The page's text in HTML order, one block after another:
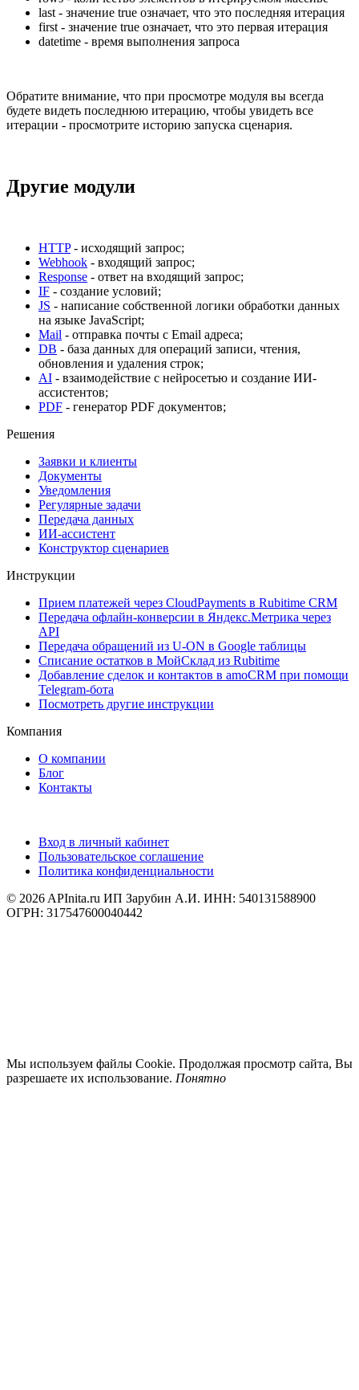
last - значение true означает, что это последняя итерация
first - значение true означает, что это первая итерация
datetime - время выполнения запроса
Обратите внимание, что при просмотре модуля вы всегда
будете видеть последнюю итерацию, чтобы увидеть все
итерации - просмотрите историю запуска сценария.
Другие модули
HTTP- исходящий запрос;
Webhook - входящий запрос;
Response - ответ на входящий запрос;
IF - создание условий;
JS - написание собственной логики обработки данных
на языке JavaScript;
Mail - отправка почты с Email адреса;
DB - база данных для операций записи, чтения,
обновления и удаления строк;
AI - взаимодействие с нейросетью и создание ИИ-
ассистентов;
PDF - генератор PDF документов;
Решения
Заявки и клиенты
Документы
Уведомления
Регулярные задачи
Передача данных
ИИ-ассистент
Конструктор сценариев
Инструкции
Прием платежей через CloudPayments в Rubitime CRM
Передача офлайн-конверсии в Яндекс.Метрика через
API
Передача обращений из U-ON в Google таблицы
Списание остатков в МойСклад из Rubitime
Добавление сделок и контактов в amoCRM при помощи
Telegram-бота
Посмотреть другие инструкции
Компания
О компании
Блог
Контакты
Вход в личный кабинет
Пользовательское соглашение
Политика конфиденциальности
© 2026 APInita.ru ИП Зарубин А.И. ИНН: 540131588900
ОГРН: 317547600040442
Мы используем файлы Cookie. Продолжая просмотр сайта, Вы
разрешаете их использование. Понятно